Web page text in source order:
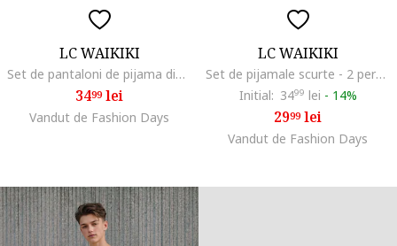
LC WAIKIKI
Set de pantaloni de pijama din bumbac - 2 piese, Gri/Gri inchis
3499lei
Vandut de Fashion Days
LC WAIKIKI
Set de pijamale scurte - 2 perechi, Gri deschis/Bleumarin
Initial: 3499 lei - 14%
2999lei
Vandut de Fashion Days